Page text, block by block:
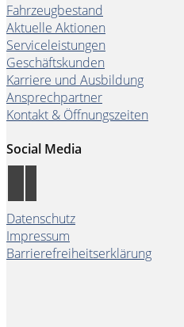
Fahrzeugbestand
Aktuelle Aktionen
Serviceleistungen
Geschäftskunden
Karriere und Ausbildung
Ansprechpartner
Kontakt & Öffnungszeiten
Social Media
Datenschutz
Impressum
Barrierefreiheitserklärung